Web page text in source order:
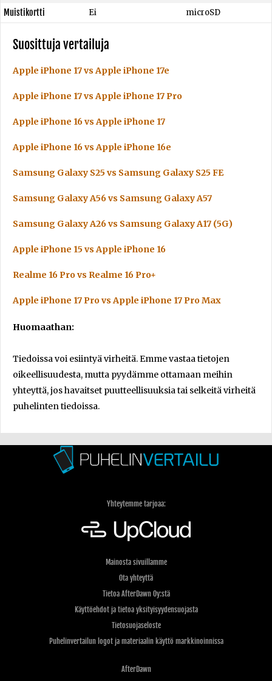
Muistikortti
Ei microSD
Suosittuja vertailuja
Apple iPhone 17 vs Apple iPhone 17e
Apple iPhone 17 vs Apple iPhone 17 Pro
Apple iPhone 16 vs Apple iPhone 17
Apple iPhone 16 vs Apple iPhone 16e
Samsung Galaxy S25 vs Samsung Galaxy S25 FE
Samsung Galaxy A56 vs Samsung Galaxy A57
Samsung Galaxy A26 vs Samsung Galaxy A17 (5G)
Apple iPhone 15 vs Apple iPhone 16
Realme 16 Pro vs Realme 16 Pro+
Apple iPhone 17 Pro vs Apple iPhone 17 Pro Max
Huomaathan:
Tiedoissa voi esiintyä virheitä. Emme vastaa tietojen
oikeellisuudesta, mutta pyydämme ottamaan meihin
yhteyttä, jos havaitset puutteellisuuksia tai selkeitä virheitä
puhelinten tiedoissa.
Yhteytemme tarjoaa:
Mainosta sivuillamme
Ota yhteyttä
Tietoa AfterDawn Oy:stä
Käyttöehdot ja tietoa yksityisyydensuojasta
Tietosuojaseloste
Puhelinvertailun logot ja materiaalin käyttö markkinoinnissa
AfterDawn